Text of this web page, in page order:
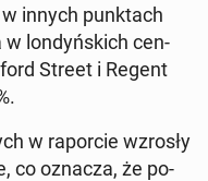
innych punk­tach
w lon­dyń­skich cen­
Street i Regent
w ra­por­cie wzrosły
co oznacza, że ​​po­